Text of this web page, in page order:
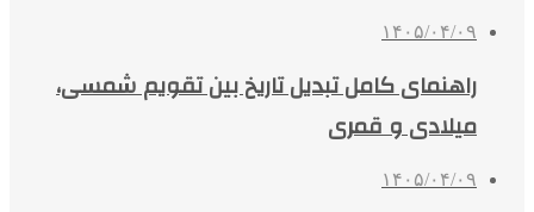
۱۴۰۵/۰۴/۰۹
راهنمای کامل تبدیل تاریخ بین تقویم شمسی،
میلادی و قمری
۱۴۰۵/۰۴/۰۹